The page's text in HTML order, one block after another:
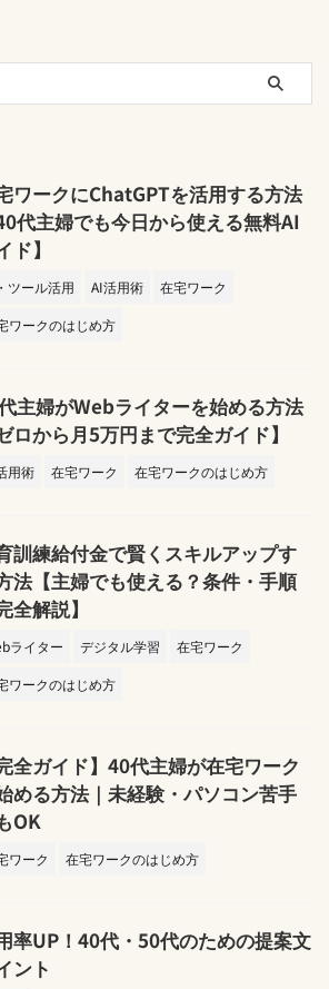
ワークにChatGPTを活用する方法
40代主婦でも今日から使える無料AI
ド】
ツール活用 AI活用術
在宅ワーク
ワークのはじめ方
主婦がWebライターを始める方法
ロから月5万円まで完全ガイド】
用術 在宅ワーク 在宅ワークのはじめ方
訓練給付金で賢くスキルアップす
法【主婦でも使える？条件・手順
全解説】
ライター デジタル学習
在宅ワーク
ワークのはじめ方
全ガイド】40代主婦が在宅ワーク
める方法｜未経験・パソコン苦手
OK
ワーク 在宅ワークのはじめ方
率UP！40代・50代のための提案文
ント